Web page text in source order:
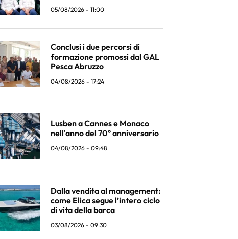
05/08/2026 - 11:00
Conclusi i due percorsi di
formazione promossi dal GAL
Pesca Abruzzo
04/08/2026 - 17:24
Lusben a Cannes e Monaco
nell'anno del 70° anniversario
04/08/2026 - 09:48
Dalla vendita al management:
come Elica segue l’intero ciclo
di vita della barca
03/08/2026 - 09:30